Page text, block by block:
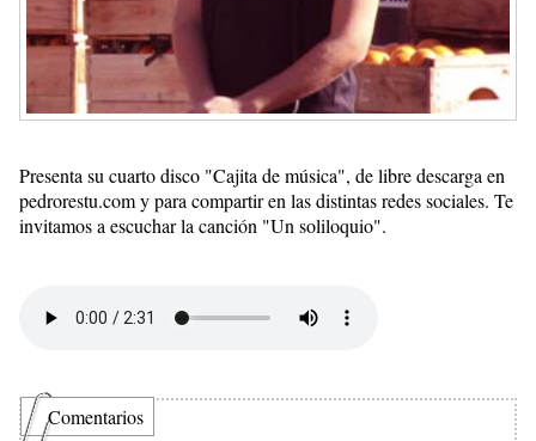
Presenta su cuarto disco "Cajita de música", de libre descarga en
pedrorestu.com y para compartir en las distintas redes sociales. Te
invitamos a escuchar la canción "Un soliloquio".
Comentarios